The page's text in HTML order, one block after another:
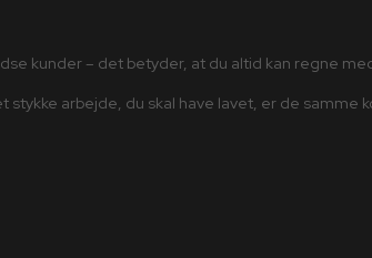
kunder – det betyder, at du altid kan regne
arbejde, du skal have lavet, er de